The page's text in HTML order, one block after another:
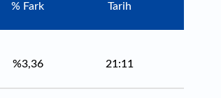
% Fark Tarih
%3,36 21:11